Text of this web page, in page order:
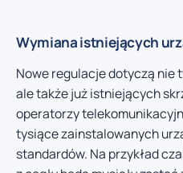
Wymiana istniejących
Nowe regulacje dotyczą nie
ale także już istniejących
operatorzy
tysiące zainstalowanych
standardów. Na przykład